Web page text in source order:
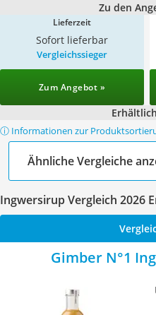
Zu den
Lieferzeit
Sofort lieferbar
Vergleichssieger
Zum Angebot »
ⓘ Informationen zur
Ähnliche Vergleiche
Ingwersirup Vergleich 2026
Gimber N°1